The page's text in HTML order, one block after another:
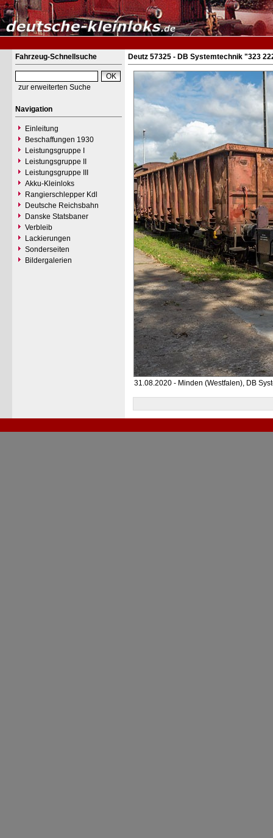
Fahrzeug-Schnellsuche
zur erweiterten Suche
Navigation
Einleitung
Beschaffungen 1930
Leistungsgruppe I
Leistungsgruppe II
Leistungsgruppe III
Akku-Kleinloks
Rangierschlepper Kdl
Deutsche Reichsbahn
Danske Statsbaner
Verbleib
Lackierungen
Sonderseiten
Bildergalerien
Deutz 57325 - DB Systemtechnik "323
31.08.2020 - Minden (Westfalen), DB